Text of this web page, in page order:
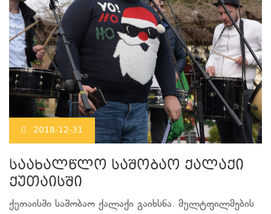
2018-12-31
საახალწლო საშობაო ქალაქი
ქუთაისში
ქუთაისში საშობაო ქალაქი გაიხსნა. მულტფილმების